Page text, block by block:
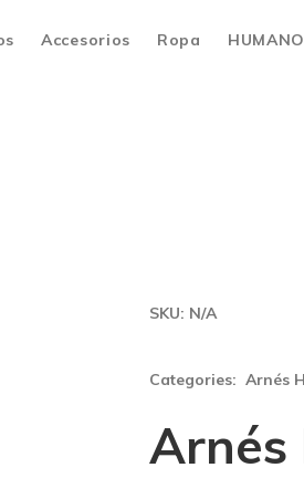
Accesorios Ropa
SKU: N/A
Categories: Arnés H
Arnés